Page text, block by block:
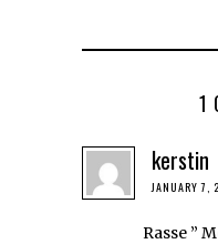
1
kerstin
JANUARY 7,
Rasse ”